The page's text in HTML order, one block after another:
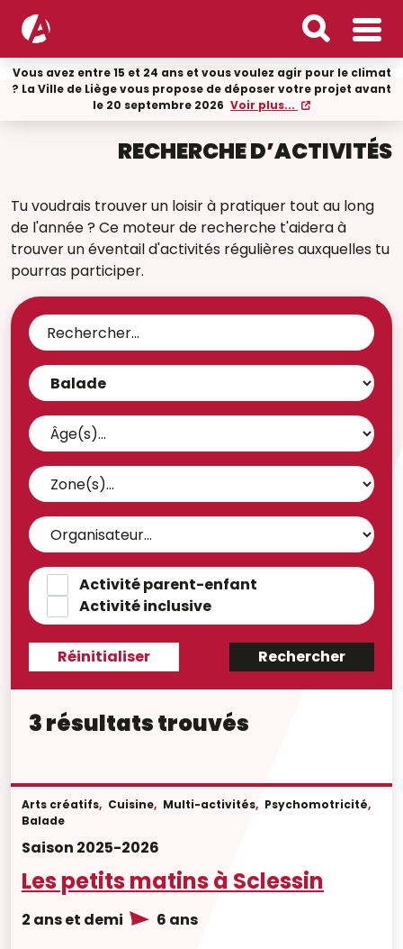
Vous avez entre 15 et 24 ans et vous voulez agir pour le climat
? La Ville de Liège vous propose de déposer votre projet avant
le 20 septembre 2026 Voir plus...
RECHERCHE D’ACTIVITÉS
Tu voudrais trouver un loisir à pratiquer tout au long
de l'année ? Ce moteur de recherche t'aidera à
trouver un éventail d'activités régulières auxquelles tu
pourras participer.
Activité parent-enfant
Activité inclusive
3 résultats trouvés
Arts créatifs, Cuisine, Multi-activités, Psychomotricité,
Balade
Saison 2025-2026
Les petits matins à Sclessin
2 ans et demi 6 ans